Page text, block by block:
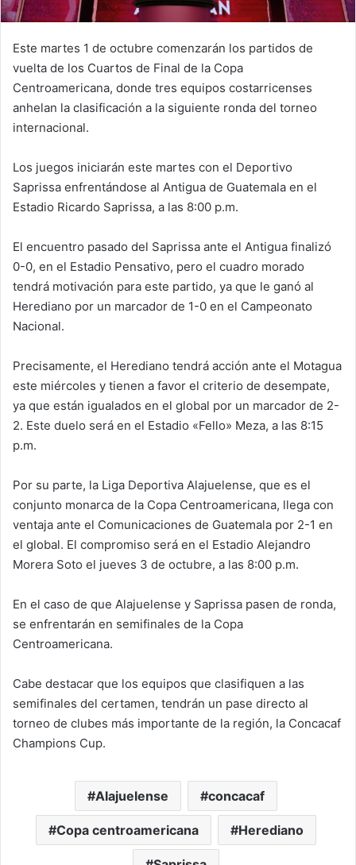
Este martes 1 de octubre comenzarán los partidos de
vuelta de los Cuartos de Final de la Copa
Centroamericana, donde tres equipos costarricenses
anhelan la clasificación a la siguiente ronda del torneo
internacional.
Los juegos iniciarán este martes con el Deportivo
Saprissa enfrentándose al Antigua de Guatemala en el
Estadio Ricardo Saprissa, a las 8:00 p.m.
El encuentro pasado del Saprissa ante el Antigua finalizó
0-0, en el Estadio Pensativo, pero el cuadro morado
tendrá motivación para este partido, ya que le ganó al
Herediano por un marcador de 1-0 en el Campeonato
Nacional.
Precisamente, el Herediano tendrá acción ante el Motagua
este miércoles y tienen a favor el criterio de desempate,
ya que están igualados en el global por un marcador de 2-
2. Este duelo será en el Estadio «Fello» Meza, a las 8:15
p.m.
Por su parte, la Liga Deportiva Alajuelense, que es el
conjunto monarca de la Copa Centroamericana, llega con
ventaja ante el Comunicaciones de Guatemala por 2-1 en
el global. El compromiso será en el Estadio Alejandro
Morera Soto el jueves 3 de octubre, a las 8:00 p.m.
En el caso de que Alajuelense y Saprissa pasen de ronda,
se enfrentarán en semifinales de la Copa
Centroamericana.
Cabe destacar que los equipos que clasifiquen a las
semifinales del certamen, tendrán un pase directo al
torneo de clubes más importante de la región, la Concacaf
Champions Cup.
Alajuelense concacaf
Copa centroamericana Herediano